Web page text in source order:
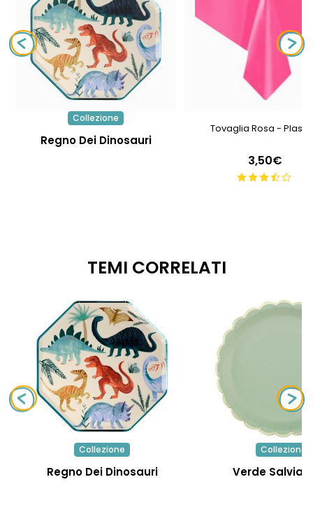
Collezione
Regno Dei Dinosauri
Tovaglia Rosa -
3,50€
TEMI CORRELATI
Collezione
Regno Dei Dinosauri
Collezione
Verde Salvia